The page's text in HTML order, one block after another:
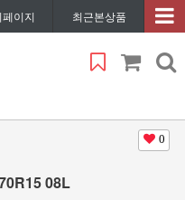
이지 최근본상품
0
08L